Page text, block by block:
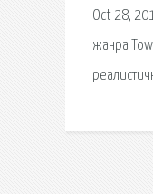
Oct 28,
жанра